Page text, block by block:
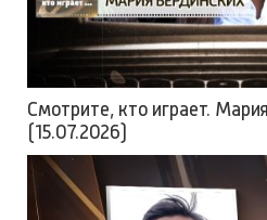
Смотрите, кто играет.
(15.07.2026)